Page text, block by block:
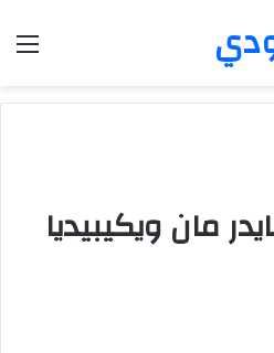
مان ويكيبيديا